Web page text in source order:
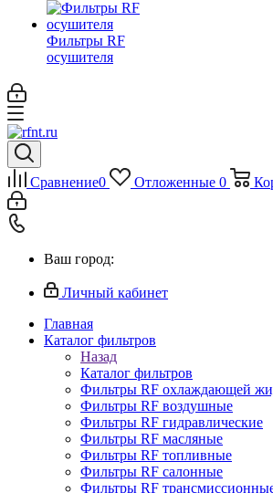
Фильтры RF
осушителя
Сравнение0 Отложенные 0
Ваш город:
Личный кабинет
Главная
Каталог фильтров
Назад
Каталог фильтров
Фильтры RF охлаждающей
Фильтры RF воздушные
Фильтры RF гидравлические
Фильтры RF масляные
Фильтры RF топливные
Фильтры RF салонные
Фильтры RF